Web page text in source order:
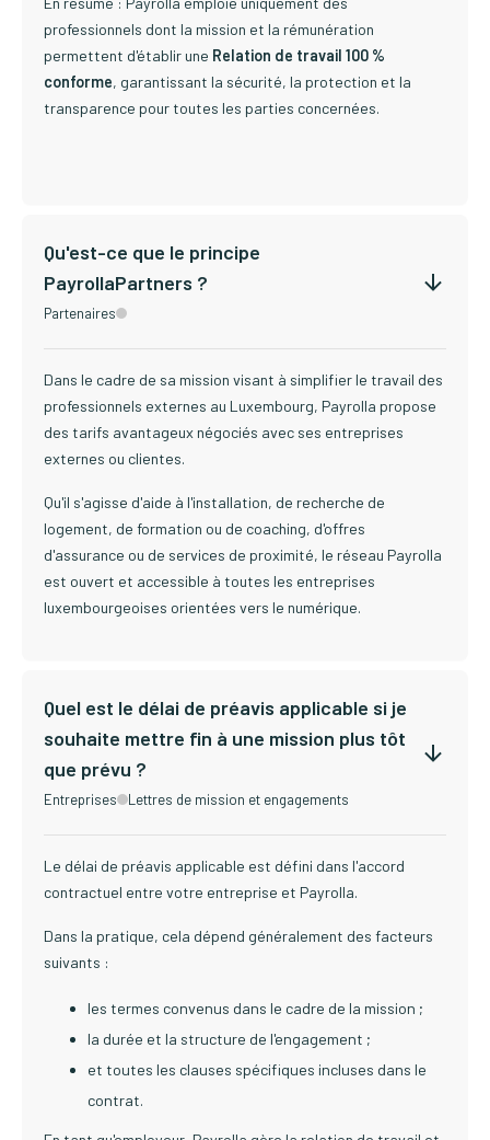
professionnels dont la mission et la rémunération
permettent d'établir une Relation de travail 100 %
conforme, garantissant la sécurité, la protection et la
transparence pour toutes les parties concernées.
Qu'est-ce que le principe
PayrollaPartners ?
Partenaires
Dans le cadre de sa mission visant à simplifier le travail des
professionnels externes au Luxembourg, Payrolla propose
des tarifs avantageux négociés avec ses entreprises
externes ou clientes.
Qu'il s'agisse d'aide à l'installation, de recherche de
logement, de formation ou de coaching, d'offres
d'assurance ou de services de proximité, le réseau Payrolla
est ouvert et accessible à toutes les entreprises
luxembourgeoises orientées vers le numérique.
Quel est le délai de préavis applicable si je
souhaite mettre fin à une mission plus tôt
que prévu ?
Entreprises Lettres de mission et engagements
Le délai de préavis applicable est défini dans l'accord
contractuel entre votre entreprise et Payrolla.
Dans la pratique, cela dépend généralement des facteurs
suivants :
les termes convenus dans le cadre de la mission ;
la durée et la structure de l'engagement ;
et toutes les clauses spécifiques incluses dans le
contrat.